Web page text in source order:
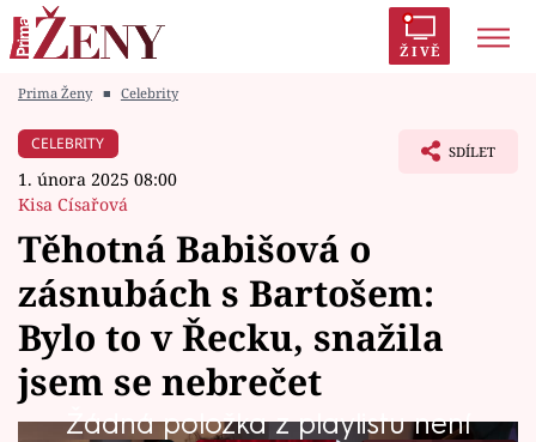
ŽIVĚ
Módní alarm
Témata
Celebrity
Vztahy
Prima Ženy ■ Celebrity
CELEBRITY
1. února 2025 08:00
Kisa Císařová
SDÍLET
Těhotná Babišová o
zásnubách s Bartošem:
Bylo to v Řecku, snažila
jsem se nebrečet
Žádná položka z playlistu není